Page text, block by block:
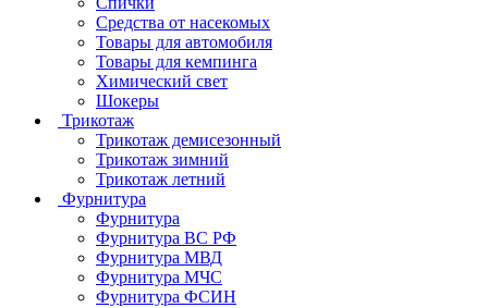
Средства от насекомых
Товары для автомобиля
Товары для кемпинга
Химический свет
Шокеры
Трикотаж
Трикотаж демисезонный
Трикотаж зимний
Трикотаж летний
Фурнитура
Фурнитура
Фурнитура ВС РФ
Фурнитура МВД
Фурнитура МЧС
Фурнитура ФСИН